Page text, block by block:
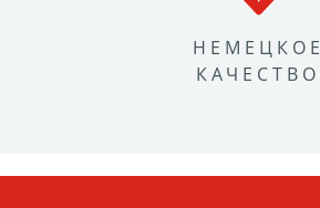
НЕМЕЦКОЕ
КАЧЕСТВО